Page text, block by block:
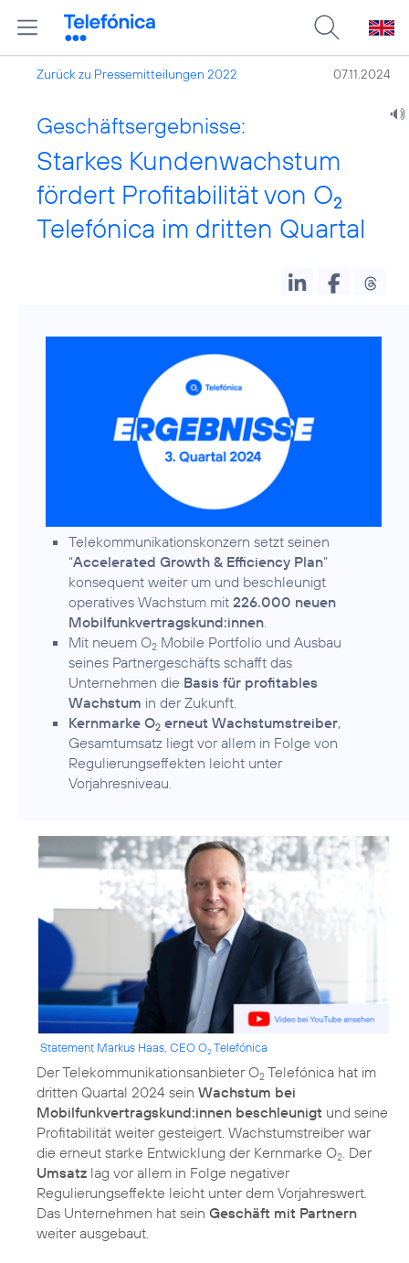
Zurück zu Pressemitteilungen 2022 07.11.2024
Geschäftsergebnisse:
Starkes Kundenwachstum
fördert Profitabilität von O2
Telefónica im dritten Quartal
Telekommunikationskonzern setzt seinen
“Accelerated Growth & Efficiency Plan”
konsequent weiter um und beschleunigt
operatives Wachstum mit 226.000 neuen
Mobilfunkvertragskund:innen
Mit neuem O2 Mobile Portfolio und Ausbau
seines Partnergeschäfts schafft das
Unternehmen die Basis für profitables
Wachstum in der Zukunft.
Kernmarke O2 erneut Wachstumstreiber,
Gesamtumsatz liegt vor allem in Folge von
Regulierungseffekten leicht unter
Vorjahresniveau.
Statement Markus Haas, CEO O2Telefónica
Der Telekommunikationsanbieter O2 Telefónica hat im
dritten Quartal 2024 sein Wachstum bei
Mobilfunkvertragskund:innen beschleunigt und seine
Profitabilität weiter gesteigert. Wachstumstreiber war
die erneut starke Entwicklung der Kernmarke O2. Der
Umsatz lag vor allem in Folge negativer
Regulierungseffekte leicht unter dem Vorjahreswert.
Das Unternehmen hat sein Geschäft mit Partnern
weiter ausgebaut.